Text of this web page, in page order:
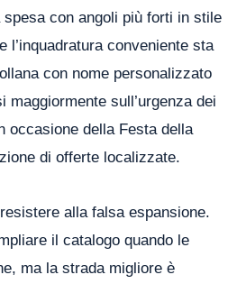
con angoli più forti in stile
l’inquadratura conveniente sta
con nome personalizzato
maggiormente sull’urgenza dei
occasione della Festa della
di offerte localizzate.
alla falsa espansione.
il catalogo quando le
ma la strada migliore è